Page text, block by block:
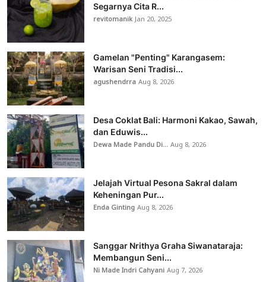
Segarnya Cita R...
revitomanikJan 20, 2025
Gamelan "Penting" Karangasem:
Warisan Seni Tradisi...
agushendrraAug 8, 2026
Desa Coklat Bali: Harmoni Kakao, Sawah,
dan Eduwis...
Dewa Made Pandu Di...Aug 8, 2026
Jelajah Virtual Pesona Sakral dalam
Keheningan Pur...
Enda GintingAug 8, 2026
Sanggar Nrithya Graha Siwanataraja:
Membangun Seni...
Ni Made Indri CahyaniAug 7, 2026